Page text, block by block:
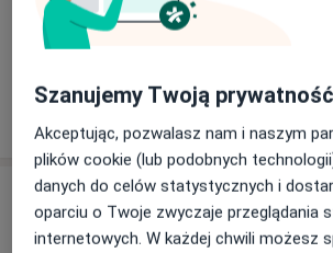
14 opinii
Adres
Szanujemy Twoją prywatność
Akceptując, pozwalasz nam i naszym
plików cookie (lub podobnych
danych do celów statystycznych i
oparciu o Twoje zwyczaje przeglądania
internetowych. W każdej chwili możesz